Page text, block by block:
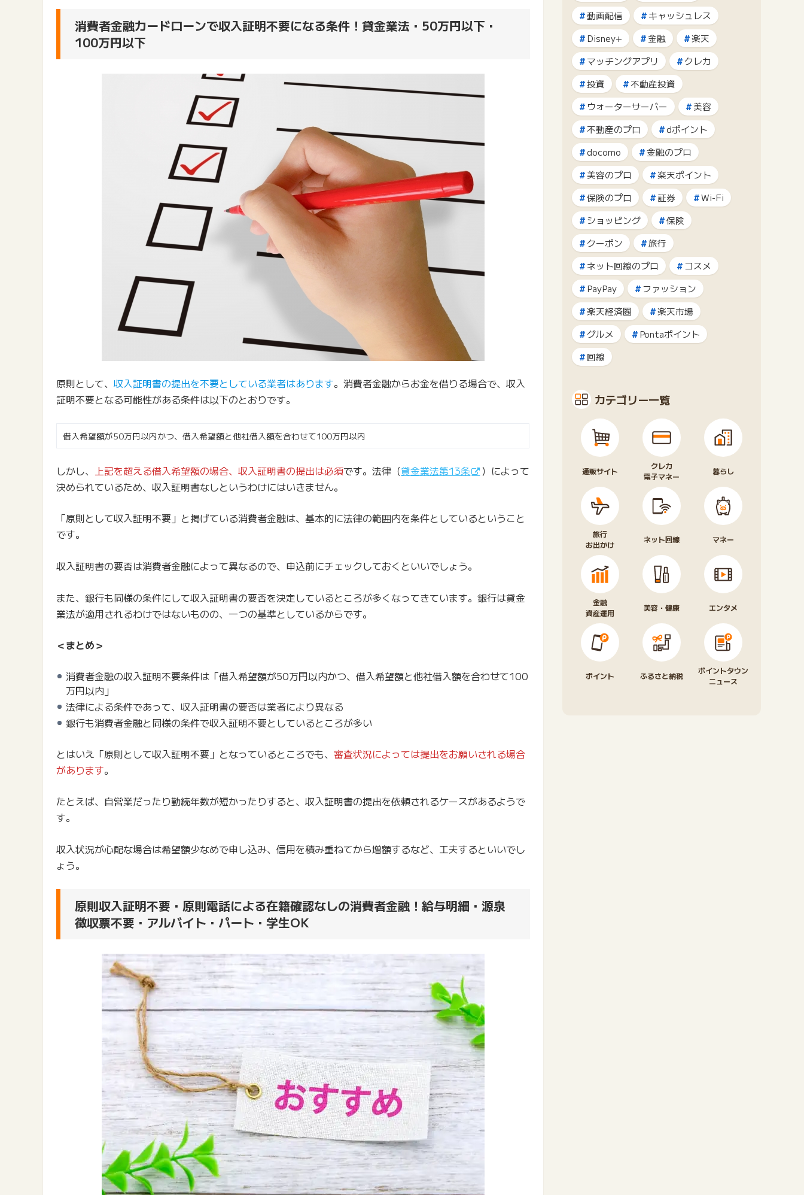
消費者金融カードローンで収入証明不要になる条件！貸金業法・50万円以下・
100万円以下
原則として、収入証明書の提出を不要としている業者はあります。消費者金融からお金を借りる場合で、収入
証明不要となる可能性がある条件は以下のとおりです。
借入希望額が50万円以内かつ、借入希望額と他社借入額を合わせて100万円以内
しかし、 上記を超える借入希望額の場合、収入証明書の提出は必須です。法律（貸金業法第13条
）によって
決められているため、収入証明書なしというわけにはいきません。
「原則として収入証明不要」と掲げている消費者金融は、基本的に法律の範囲内を条件としているということ
です。
収入証明書の要否は消費者金融によって異なるので、申込前にチェックしておくといいでしょう。
また、銀行も同様の条件にして収入証明書の要否を決定しているところが多くなってきています。銀行は貸金
業法が適用されるわけではないものの、一つの基準としているからです。
＜まとめ＞
消費者金融の収入証明不要条件は「借入希望額が50万円以内かつ、借入希望額と他社借入額を合わせて100
万円以内」
法律による条件であって、収入証明書の要否は業者により異なる
銀行も消費者金融と同様の条件で収入証明不要としているところが多い
とはいえ「原則として収入証明不要」となっているところでも、審査状況によっては提出をお願いされる場合
があります。
たとえば、自営業だったり勤続年数が短かったりすると、収入証明書の提出を依頼されるケースがあるようで
す。
収入状況が心配な場合は希望額少なめで申し込み、信用を積み重ねてから増額するなど、工夫するといいでし
ょう。
原則収入証明不要・原則電話による在籍確認なしの消費者金融！給与明細・源泉
徴収票不要・アルバイト・パート・学生OK
動画配信
キャッシュレス
Disney+
金融
楽天
マッチングアプリ
クレカ
投資
不動産投資
ウォーターサーバー
美容
不動産のプロ
dポイント
docomo
金融のプロ
美容のプロ
楽天ポイント
保険のプロ
証券
Wi-Fi
ショッピング
保険
クーポン
旅行
ネット回線のプロ
コスメ
PayPay
ファッション
楽天経済圏
楽天市場
グルメ
Pontaポイント
回線
カテゴリー一覧
通販サイト
クレカ
電子マネー
暮らし
旅行
お出かけ
ネット回線 マネー
金融
資産運用
美容・健康 エンタメ
ポイント ふるさと納税
ポイントタウン
ニュース